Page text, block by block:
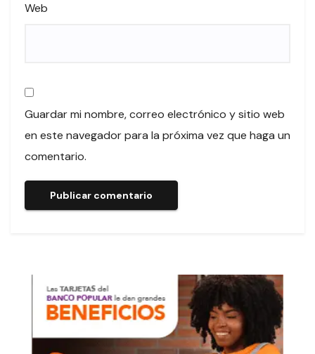
Web
Guardar mi nombre, correo electrónico y sitio web
en este navegador para la próxima vez que haga un
comentario.